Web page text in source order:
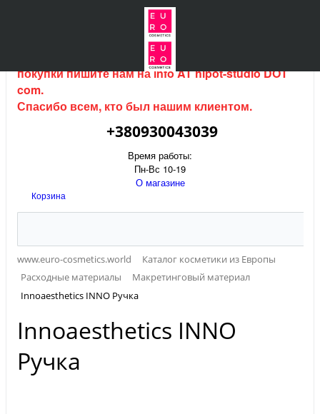
Интернет магазин (данный сайт) продается, для
покупки пишите нам наinfo AT hipot-studio DOT
com.
Спасибо всем, кто был нашим клиентом.
+380930043039
Время работы:
Пн-Вс 10-19
О магазине
Корзина
www.euro-cosmetics.world
Каталог косметики из Европы
Расходные материалы
Макретинговый материал
Innoaesthetics INNO Ручка
Innoaesthetics INNO
Ручка